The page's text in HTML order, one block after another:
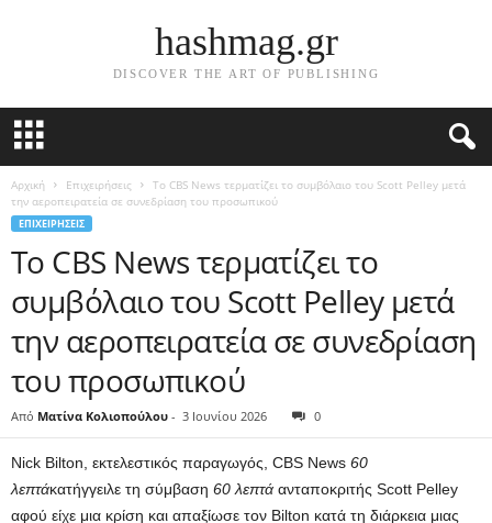
hashmag.gr
DISCOVER THE ART OF PUBLISHING
Αρχική Επιχειρήσεις
Το CBS News τερματίζει το συμβόλαιο του Scott Pelley μετά
την αεροπειρατεία σε συνεδρίαση του προσωπικού
ΕΠΙΧΕΙΡΉΣΕΙΣ
Το CBS News τερματίζει το
συμβόλαιο του Scott Pelley μετά
την αεροπειρατεία σε συνεδρίαση
του προσωπικού
Από Ματίνα Κολιοπούλου - 3 Ιουνίου 2026 0
Nick Bilton, εκτελεστικός παραγωγός, CBS News 60
λεπτάκατήγγειλε τη σύμβαση 60 λεπτά ανταποκριτής Scott Pelley
αφού είχε μια κρίση και απαξίωσε τον Bilton κατά τη διάρκεια μιας